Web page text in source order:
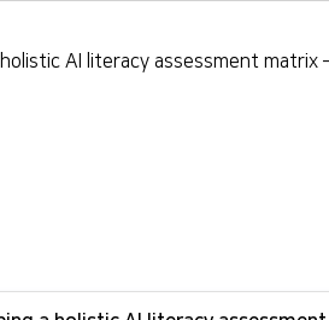
holistic AI literacy assessment